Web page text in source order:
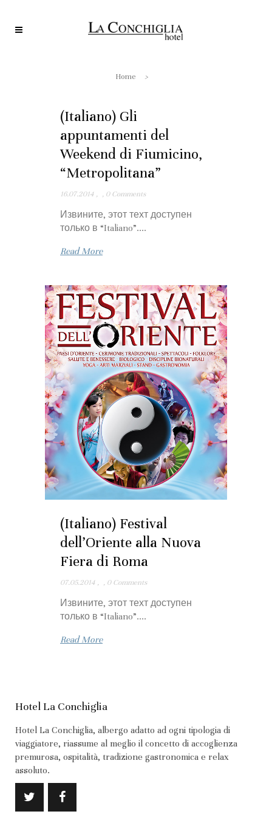
Home >
(Italiano) Gli
appuntamenti del
Weekend di Fiumicino,
“Metropolitana”
16.07.2014 , , 0 Comments
Извините, этот техт доступен
только в “Italiano”....
Read More
(Italiano) Festival
dell’Oriente alla Nuova
Fiera di Roma
07.05.2014 , , 0 Comments
Извините, этот техт доступен
только в “Italiano”....
Read More
Hotel La Conchiglia
Hotel La Conchiglia, albergo adatto ad ogni tipologia di
viaggiatore, riassume al meglio il concetto di accoglienza
premurosa, ospitalità, tradizione gastronomica e relax
assoluto.